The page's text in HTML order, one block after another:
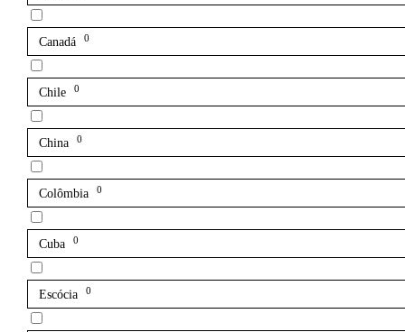
Canadá 0
Chile 0
China 0
Colômbia 0
Cuba 0
Escócia 0